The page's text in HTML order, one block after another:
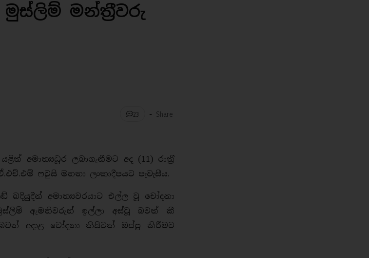
මන්ත‍්‍රීවරු
23 - Share
අමාත්‍යධූර ලබාගැනීමට අද (11) රාත‍්‍රී
ෆවුසි මහතා ලංකාදීපයට පැවැසීය.
බදියුදීන් අමාත්‍යවරයාට එල්ල වූ චෝදනා
ඇමතිවරුන් ඉල්ලා අස්වූ බවත් කී
අදාළ චෝදනා කිසිවක් ඔප්පු කිරීමට